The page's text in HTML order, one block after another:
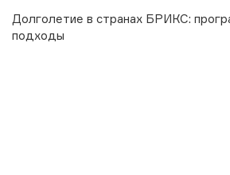
Долголетие в странах БРИКС:
подходы